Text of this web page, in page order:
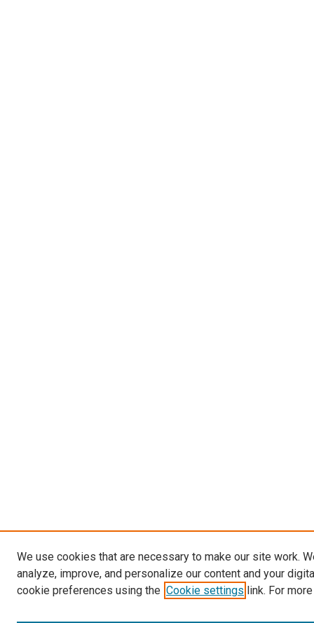
We use cookies that are necessary to make our site work.
analyze, improve, and personalize our content and your
cookie preferences using the Cookie settings link. For